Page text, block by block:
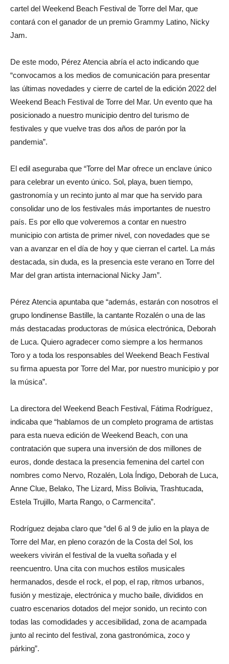
cartel del Weekend Beach Festival de Torre del Mar, que
contará con el ganador de un premio Grammy Latino, Nicky
Jam.
De este modo, Pérez Atencia abría el acto indicando que
“convocamos a los medios de comunicación para presentar
las últimas novedades y cierre de cartel de la edición 2022 del
Weekend Beach Festival de Torre del Mar. Un evento que ha
posicionado a nuestro municipio dentro del turismo de
festivales y que vuelve tras dos años de parón por la
pandemia”.
El edil aseguraba que “Torre del Mar ofrece un enclave único
para celebrar un evento único. Sol, playa, buen tiempo,
gastronomía y un recinto junto al mar que ha servido para
consolidar uno de los festivales más importantes de nuestro
país. Es por ello que volveremos a contar en nuestro
municipio con artista de primer nivel, con novedades que se
van a avanzar en el día de hoy y que cierran el cartel. La más
destacada, sin duda, es la presencia este verano en Torre del
Mar del gran artista internacional Nicky Jam”.
Pérez Atencia apuntaba que “además, estarán con nosotros el
grupo londinense Bastille, la cantante Rozalén o una de las
más destacadas productoras de música electrónica, Deborah
de Luca. Quiero agradecer como siempre a los hermanos
Toro y a toda los responsables del Weekend Beach Festival
su firma apuesta por Torre del Mar, por nuestro municipio y por
la música”.
La directora del Weekend Beach Festival, Fátima Rodríguez,
indicaba que “hablamos de un completo programa de artistas
para esta nueva edición de Weekend Beach, con una
contratación que supera una inversión de dos millones de
euros, donde destaca la presencia femenina del cartel con
nombres como Nervo, Rozalén, Lola Índigo, Deborah de Luca,
Anne Clue, Belako, The Lizard, Miss Bolivia, Trashtucada,
Estela Trujillo, Marta Rango, o Carmencita”.
Rodríguez dejaba claro que “del 6 al 9 de julio en la playa de
Torre del Mar, en pleno corazón de la Costa del Sol, los
weekers vivirán el festival de la vuelta soñada y el
reencuentro. Una cita con muchos estilos musicales
hermanados, desde el rock, el pop, el rap, ritmos urbanos,
fusión y mestizaje, electrónica y mucho baile, divididos en
cuatro escenarios dotados del mejor sonido, un recinto con
todas las comodidades y accesibilidad, zona de acampada
junto al recinto del festival, zona gastronómica, zoco y
párking”.